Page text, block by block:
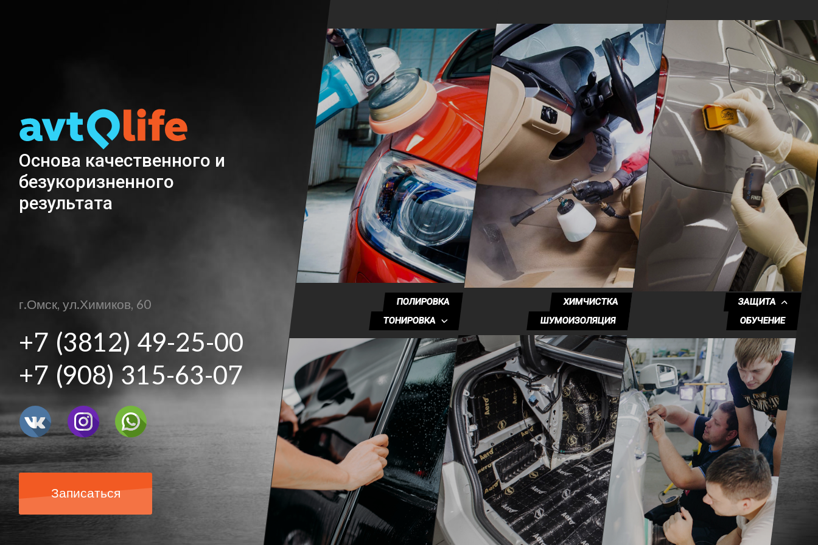
Основа качественного и
безукоризненного
результата
г.Омск, ул.Химиков, 60
+7 (3812) 49-25-00
+7 (908) 315-63-07
Записаться
ПОЛИРОВКА ХИМЧИСТКА
ЗАЩИТА
ТОНИРОВКА
ШУМОИЗОЛЯЦИЯ ОБУЧЕНИЕ